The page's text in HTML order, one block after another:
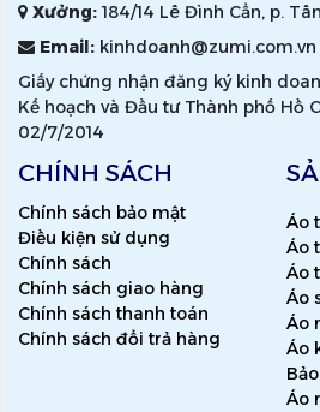
Xưởng:184/14 Lê Đình Cẩn, p.
Email: kinhdoanh@zumi.com.vn
Giấy chứng nhận đăng ký kinh
Kế hoạch và Đầu tư Thành phố Hồ
02/7/2014
CHÍNH SÁCH
Chính sách bảo mật
Điều kiện sử dụng
Chính sách
Chính sách giao hàng
Chính sách thanh toán
Chính sách đổi trả hàng
Áo
Áo
Áo
Áo
Áo
Áo
Áo